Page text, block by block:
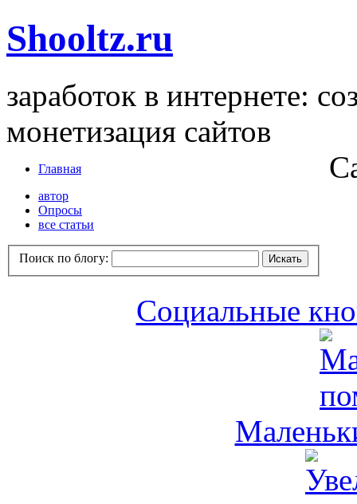
Shooltz.ru
заработок в интернете:
монетизация сайтов
Главная
автор
Опросы
все статьи
Поиск по блогу:
Социальные